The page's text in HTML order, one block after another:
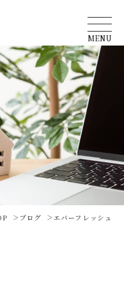
MENU
ブログ エバーフレッシュ